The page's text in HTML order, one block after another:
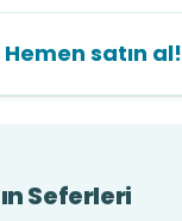
Hemen satın al!
Seferleri